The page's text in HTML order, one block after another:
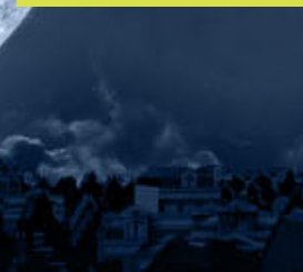
Muziek
Verzoek
Video